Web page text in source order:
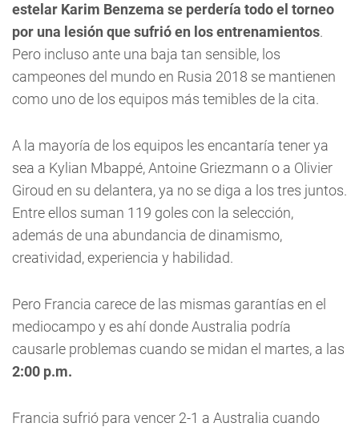
estelar Karim Benzema se perdería todo el torneo
por una lesión que sufrió en los entrenamientos.
Pero incluso ante una baja tan sensible, los
campeones del mundo en Rusia 2018 se mantienen
como uno de los equipos más temibles de la cita.
A la mayoría de los equipos les encantaría tener ya
sea a Kylian Mbappé, Antoine Griezmann o a Olivier
Giroud en su delantera, ya no se diga a los tres juntos.
Entre ellos suman 119 goles con la selección,
además de una abundancia de dinamismo,
creatividad, experiencia y habilidad.
Pero Francia carece de las mismas garantías en el
mediocampo y es ahí donde Australia podría
causarle problemas cuando se midan el martes, a las
2:00 p.m.
Francia sufrió para vencer 2-1 a Australia cuando